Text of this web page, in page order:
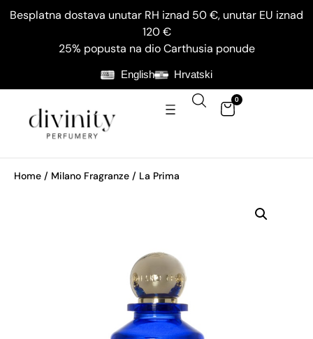
Besplatna dostava unutar RH iznad 50 €, unutar EU iznad
120 €
25% popusta na dio Carthusia ponude
English Hrvatski
0
Home / Milano Fragranze / La Prima